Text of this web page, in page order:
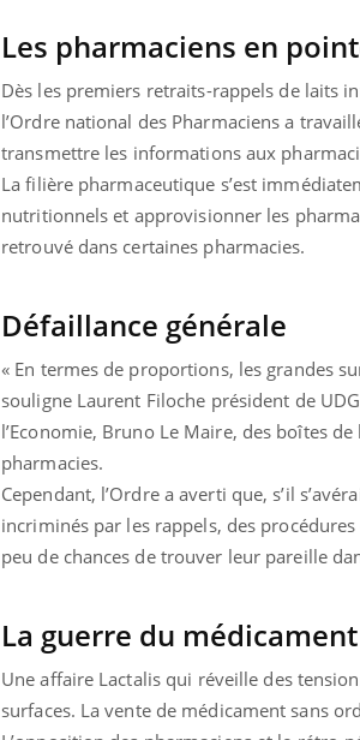
Les pharmaciens en
Dès les premiers retraits-rappels de laits
l’Ordre national des Pharmaciens a
transmettre les informations aux
La filière pharmaceutique s’est
nutritionnels et approvisionner les
retrouvé dans certaines pharmacies.
Défaillance générale
« En termes de proportions, les grandes
souligne Laurent Filoche président de
l’Economie, Bruno Le Maire, des boîtes
pharmacies.
Cependant, l’Ordre a averti que, s’il
incriminés par les rappels, des
peu de chances de trouver leur pareille
La guerre du
Une affaire Lactalis qui réveille des
surfaces. La vente de médicament sans
de protéines pourrait
finalement être bénéfique